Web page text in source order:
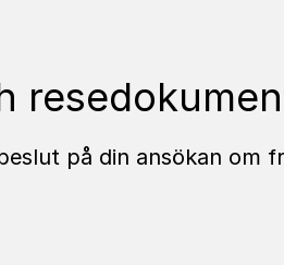
på din ansökan om